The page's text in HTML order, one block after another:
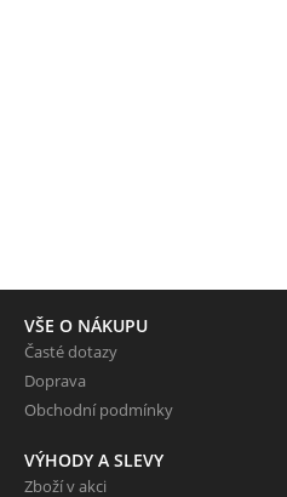
VŠE O NÁKUPU
Časté dotazy
Doprava
Obchodní podmínky
VÝHODY A SLEVY
Zboží v akci